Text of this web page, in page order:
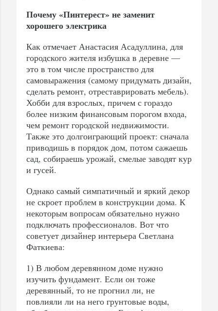
Почему «Пинтерест» не заменит
хорошего электрика
Как отмечает Анастасия Асадуллина, для
городского жителя избушка в деревне —
это в том числе пространство для
самовыражения (самому придумать дизайн,
сделать ремонт, отреставрировать мебель).
Хобби для взрослых, причем с гораздо
более низким финансовым порогом входа,
чем ремонт городской недвижимости.
Также это долгоиграющий проект: сначала
приводишь в порядок дом, потом сажаешь
сад, собираешь урожай, смелые заводят кур
и гусей.
Однако самый симпатичный и яркий декор
не скроет проблем в конструкции дома. К
некоторым вопросам обязательно нужно
подключать профессионалов. Вот что
советует дизайнер интерьера Светлана
Фаткиева:
1) В любом деревянном доме нужно
изучить фундамент. Если он тоже
деревянный, то не прогнил ли, не
повлияли ли на него грунтовые воды,